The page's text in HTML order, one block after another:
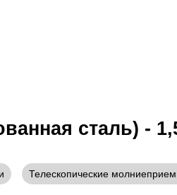
сталь) -
Телескопические